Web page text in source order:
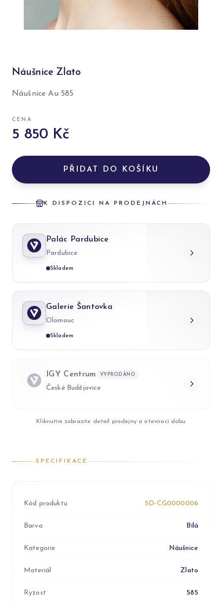
Náušnice Zlato
Náušnice Au 585
CENA
5 850 Kč
PŘIDAT DO KOŠÍKU
K DISPOZICI NA PRODEJNÁCH
Palác Pardubice
Pardubice
Skladem
Galerie Šantovka
Olomouc
Skladem
IGY Centrum VYPRODÁNO
České Budějovice
Kliknutím zobrazíte detail prodejny a otevírací dobu
SPECIFIKACE
Kód produktu 5D-CG0000006
Barva Bílá
Kategorie Náušnice
Materiál Zlato
Ryzost 585